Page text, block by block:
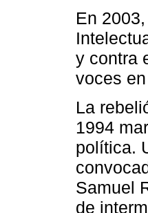
En
y contra
voces
La
1994
política.
Samuel
de